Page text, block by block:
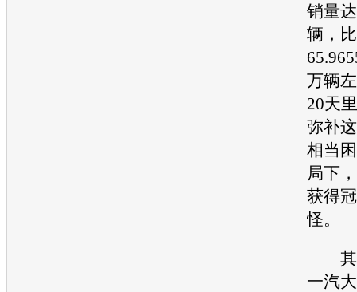
销量
辆，比
万辆
20天
弥补
相当
局下
获得
怪。
其
一汽